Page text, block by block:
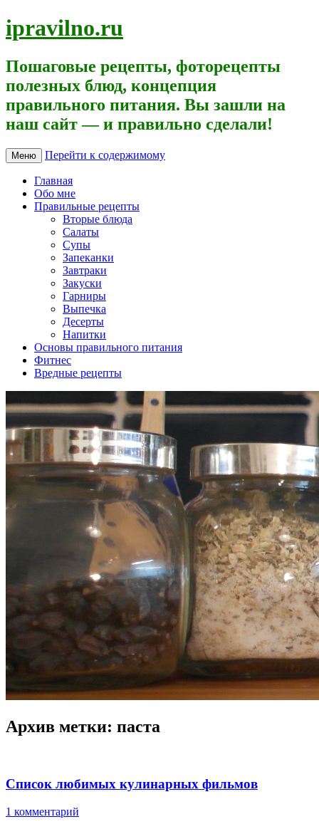
ipravilno.ru
Пошаговые рецепты, фоторецепты
полезных блюд, концепция
правильного питания. Вы зашли на
наш сайт — и правильно сделали!
Меню Перейти к содержимому
Главная
Обо мне
Правильные рецепты
Вторые блюда
Салаты
Супы
Запеканки
Завтраки
Закуски
Гарниры
Выпечка
Десерты
Напитки
Основы правильного питания
Фитнес
Вредные рецепты
Архив метки: паста
Список любимых кулинарных фильмов
1 комментарий